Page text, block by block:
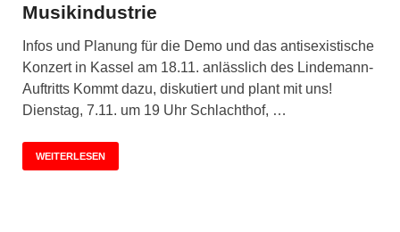
Musikindustrie
Infos und Planung für die Demo und das antisexistische
Konzert in Kassel am 18.11. anlässlich des Lindemann-
Auftritts Kommt dazu, diskutiert und plant mit uns!
Dienstag, 7.11. um 19 Uhr Schlachthof, …
WEITERLESEN